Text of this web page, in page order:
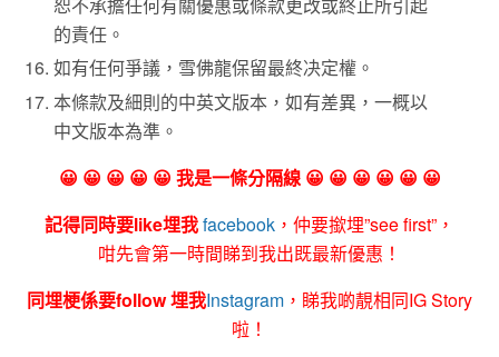
恕不承擔任何有關優惠或條款更改或終止所引起
的責任。
如有任何爭議，雪佛龍保留最終决定權。
本條款及細則的中英文版本，如有差異，一概以
中文版本為準。
😀 😀 😀 😀 😀 我是一條分隔線 😀 😀 😀 😀 😀 😀
記得同時要like埋我facebook ，仲要撳埋”see first”，
咁先會第一時間睇到我出既最新優惠！
同埋梗係要follow 埋我Instagram ，睇我啲靚相同IG Story
啦！